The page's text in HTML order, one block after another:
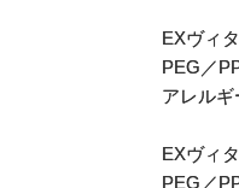
EXヴィ
PEG／
アレルギ
EXヴィ
PEG／